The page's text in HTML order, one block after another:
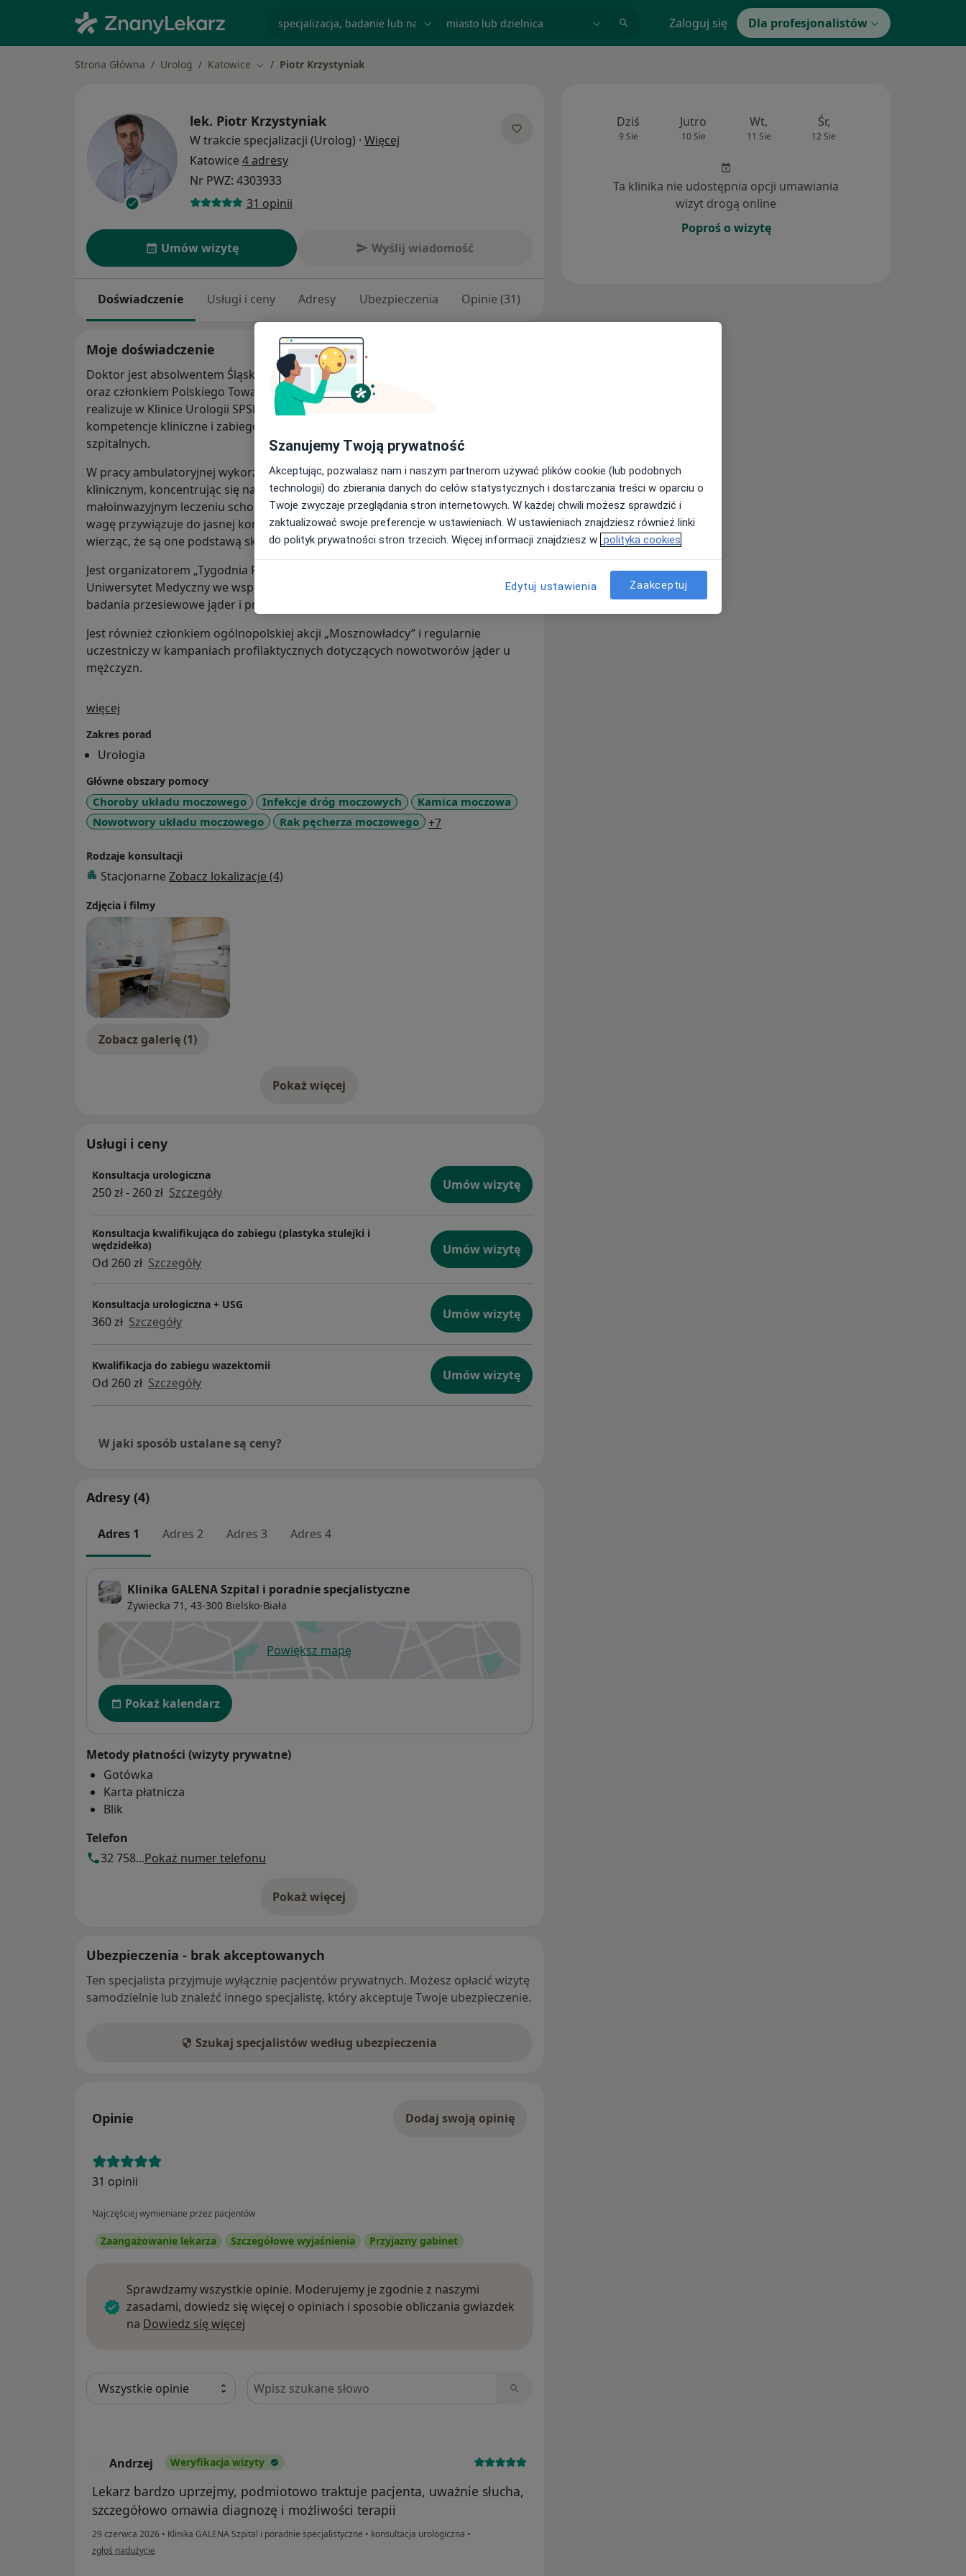
Zaloguj się Dla profesjonalistów
Strona Główna Urolog Katowice Zmień miasto
Piotr Krzystyniak
lek. Piotr Krzystyniak
W trakcie specjalizacji (Urolog) · Więcej
Katowice 4 adresy
Nr PWZ: 4303933
31 opinii
Umów wizytę Wyślij wiadomość
Doświadczenie Usługi i ceny Adresy Ubezpieczenia Opinie (31)
Moje doświadczenie
Doktor jest absolwentem Śląskiego Uniwersytetu Medycznego w Katowicach
oraz członkiem Polskiego Towarzystwa Urologicznego. Specjalizację z urologii
realizuje w Klinice Urologii SPSK nr 1 w Zabrzu, gdzie na co dzień rozwija swoje
kompetencje kliniczne i zabiegowe, uczestnicząc w leczeniu pacjentów
szpitalnych.
W pracy ambulatoryjnej wykorzystuje doświadczenie zdobyte w ośrodku
klinicznym, koncentrując się na rzetelnej diagnostyce oraz nowoczesnym,
małoinwazyjnym leczeniu schorzeń układu moczowo-płciowego. Szczególną
wagę przywiązuje do jasnej komunikacji i indywidualnego podejścia do pacjenta,
wierząc, że są one podstawą skutecznej opieki medycznej.
Jest organizatorem „Tygodnia Raka” – wydarzenia realizowanego przez Śląski
Uniwersytet Medyczny we współpracy z Kliniką Urologii w Zabrzu, obejmującego
badania przesiewowe jąder i prostaty oraz kontrolę wyników PSA.
Jest również członkiem ogólnopolskiej akcji „Mosznowładcy” i regularnie
uczestniczy w kampaniach profilaktycznych dotyczących nowotworów jąder u
mężczyzn.
więcej
Zakres porad
Urologia
Główne obszary pomocy
Choroby układu moczowego Infekcje dróg moczowych
Kamica moczowa
Nowotwory układu moczowego
Rak pęcherza moczowego +7a11y_sr_more_diseases
Rodzaje konsultacji
Stacjonarne Zobacz lokalizacje (4)
Zdjęcia i filmy
Zobacz galerię (1)
Pokaż więcejo doświadczeniu
Usługi i ceny
Konsultacja urologiczna
250 zł - 260 zł Szczegóły Umów wizytę
Konsultacja kwalifikująca do zabiegu (plastyka stulejki i
wędzidełka)
Od 260 zł Szczegóły
Umów wizytę
Konsultacja urologiczna + USG
360 zł Szczegóły Umów wizytę
Kwalifikacja do zabiegu wazektomii
Od 260 zł Szczegóły Umów wizytę
W jaki sposób ustalane są ceny?
Adresy (4)
Adres 1 Adres 2 Adres 3 Adres 4
Klinika GALENA Szpital i poradnie specjalistyczne
Żywiecka 71, 43-300 Bielsko-Biała
Powiększ mapęotwiera się w nowej karcie
Dostępność
Pokaż kalendarz
Metody płatności (wizyty prywatne)
Gotówka
Karta płatnicza
Blik
Telefon
32 758...Pokaż numer telefonu
Pokaż więcej
o adresie
Ubezpieczenia - brak akceptowanych
Ten specjalista przyjmuje wyłącznie pacjentów prywatnych. Możesz opłacić wizytę
samodzielnie lub znaleźć innego specjalistę, który akceptuje Twoje ubezpieczenie.
Szukaj specjalistów według ubezpieczenia
Opinie Dodaj swoją opinię
31 opinii
Najczęściej wymieniane przez pacjentów
Zaangażowanie lekarza Szczegółowe wyjaśnienia Przyjazny gabinet
Sprawdzamy wszystkie opinie. Moderujemy je zgodnie z naszymi
zasadami, dowiedz się więcej o opiniach i sposobie obliczania gwiazdek
na Dowiedz się więcej
Szukaj w opiniach
Andrzej Weryfikacja wizyty
Lekarz bardzo uprzejmy, podmiotowo traktuje pacjenta, uważnie słucha,
szczegółowo omawia diagnozę i możliwości terapii
29 czerwca 2026 • Klinika GALENA Szpital i poradnie specjalistyczne • konsultacja urologiczna •
w opinii użytkownika Andrzej
zgłoś nadużycie
Dziś
9 Sie
Jutro
10 Sie
Wt,
11 Sie
Śr,
12 Sie
Ta klinika nie udostępnia opcji umawiania
wizyt drogą online
Poproś o wizytę
Szanujemy Twoją prywatność
Akceptując, pozwalasz nam i naszym partnerom używać plików cookie (lub podobnych
technologii) do zbierania danych do celów statystycznych i dostarczania treści w oparciu o
Twoje zwyczaje przeglądania stron internetowych. W każdej chwili możesz sprawdzić i
zaktualizować swoje preferencje w ustawieniach. W ustawieniach znajdziesz również linki
do polityk prywatności stron trzecich. Więcej informacji znajdziesz w polityka cookies
Edytuj ustawienia Zaakceptuj